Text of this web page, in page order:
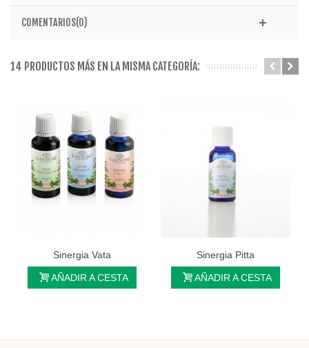
COMENTARIOS(0)
14 PRODUCTOS MÁS EN LA MISMA CATEGORÍA:
Sinergia Vata
AÑADIR A CESTA
Sinergia Pitta
AÑADIR A CESTA